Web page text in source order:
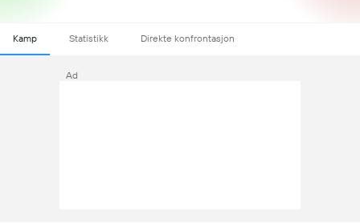
Kamp Statistikk Direkte konfrontasjon
Ad